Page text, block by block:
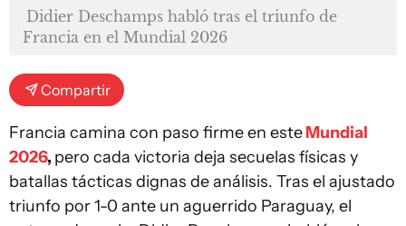
Didier Deschamps habló tras el triunfo de
Francia en el Mundial 2026
Compartir
Francia camina con paso firme en esteMundial
2026, pero cada victoria deja secuelas físicas y
batallas tácticas dignas de análisis. Tras el ajustado
triunfo por 1-0 ante un aguerrido Paraguay, el